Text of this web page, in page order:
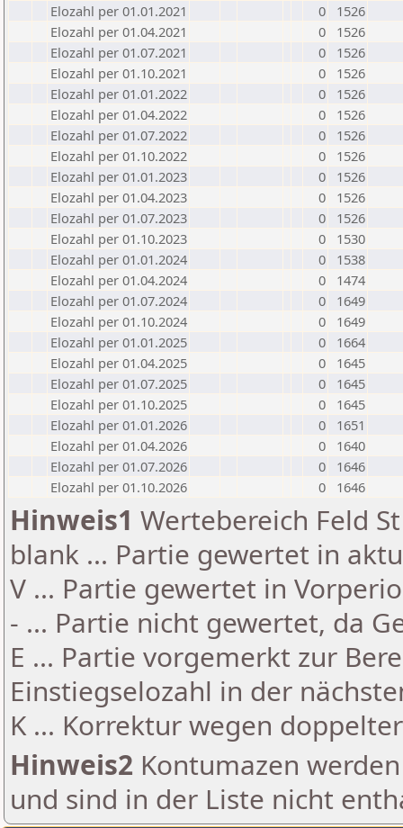
Elozahl per 01.01.2021
0
1526
Elozahl per 01.04.2021
0
1526
Elozahl per 01.07.2021
0
1526
Elozahl per 01.10.2021
0
1526
Elozahl per 01.01.2022
0
1526
Elozahl per 01.04.2022
0
1526
Elozahl per 01.07.2022
0
1526
Elozahl per 01.10.2022
0
1526
Elozahl per 01.01.2023
0
1526
Elozahl per 01.04.2023
0
1526
Elozahl per 01.07.2023
0
1526
Elozahl per 01.10.2023
0
1530
Elozahl per 01.01.2024
0
1538
Elozahl per 01.04.2024
0
1474
Elozahl per 01.07.2024
0
1649
Elozahl per 01.10.2024
0
1649
Elozahl per 01.01.2025
0
1664
Elozahl per 01.04.2025
0
1645
Elozahl per 01.07.2025
0
1645
Elozahl per 01.10.2025
0
1645
Elozahl per 01.01.2026
0
1651
Elozahl per 01.04.2026
0
1640
Elozahl per 01.07.2026
0
1646
Elozahl per 01.10.2026
0 1646
Hinweis1 Wertebereich Feld
blank ... Partie gewertet in
V ... Partie gewertet in
- ... Partie nicht gewertet, da
E ... Partie vorgemerkt zur
Einstiegselozahl in der
K ... Korrektur wegen
Hinweis2 Kontumazen
und sind in der Liste nicht